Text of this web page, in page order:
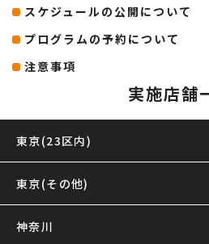
スケジュールの公開について
プログラムの予約について
注意事項
実施店舗
東京(23区内)
東京(その他)
神奈川